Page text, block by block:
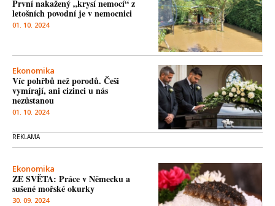
První nakažený „krysí nemocí“ z
letošních povodní je v nemocnici
01. 10. 2024
Ekonomika
Víc pohřbů než porodů. Češi
vymírají, ani cizinci u nás
nezůstanou
01. 10. 2024
Ekonomika
ZE SVĚTA: Práce v Německu a
sušené mořské okurky
30. 09. 2024